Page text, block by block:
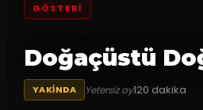
GÖSTERI
Doğaçüstü
YAKINDA Yetersiz oy120 dakika